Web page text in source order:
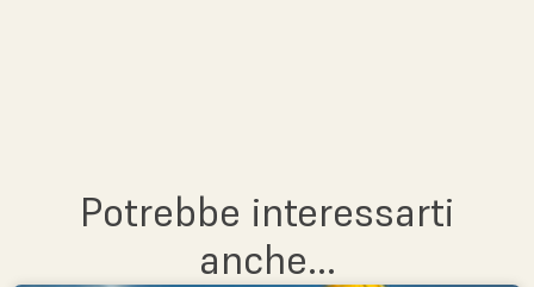
Potrebbe interessarti
anche...